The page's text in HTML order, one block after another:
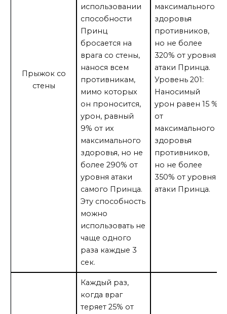
Прыжок со
стены
использовании
способности
Принц
бросается на
врага со стены,
нанося всем
противникам,
мимо которых
он проносится,
урон, равный
9% от их
максимального
здоровья, но не
более 290% от
уровня атаки
самого Принца.
Эту способность
можно
использовать не
чаще одного
раза каждые 3
сек.
максимального
здоровья
противников,
но не более
320% от уровня
атаки Принца.
Уровень 201:
Наносимый
урон равен 15 %
от
максимального
здоровья
противников,
но не более
350% от уровня
атаки Принца.
Каждый раз,
когда враг
теряет 25% от